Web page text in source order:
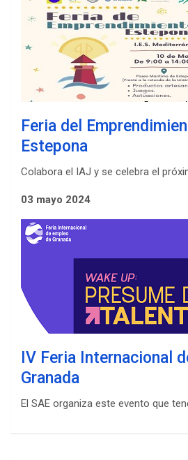
Feria del
Estepona
Colabora el IAJ y se celebra el
03 mayo 2024
IV Feria Internacional
Granada
El SAE organiza este evento que